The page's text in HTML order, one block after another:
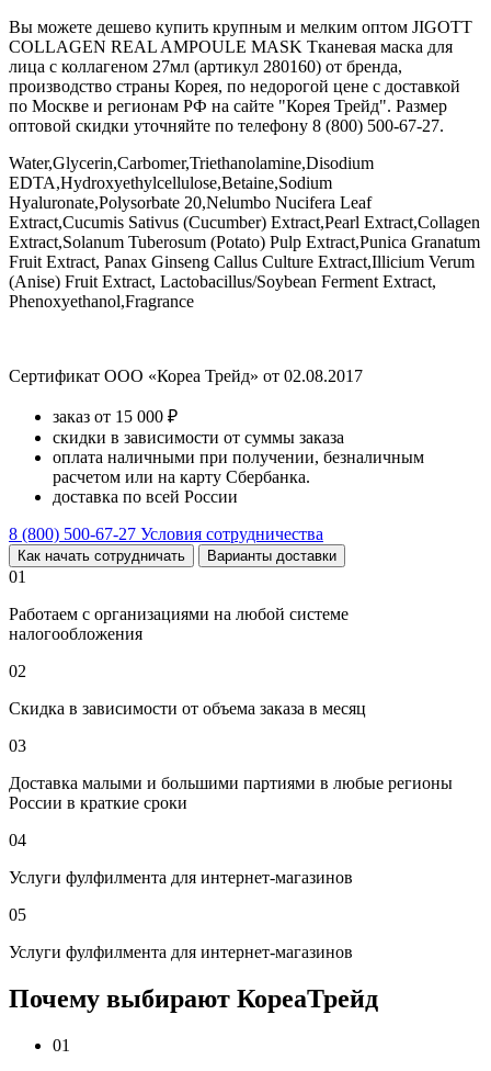
Вы можете дешево купить крупным и мелким оптом JIGOTT
COLLAGEN REAL AMPOULE MASK Тканевая маска для
лица с коллагеном 27мл (артикул 280160) от бренда,
производство страны Корея, по недорогой цене с доставкой
по Москве и регионам РФ на сайте "Корея Трейд". Размер
оптовой скидки уточняйте по телефону 8 (800) 500-67-27.
Water,Glycerin,Carbomer,Triethanolamine,Disodium
EDTA,Hydroxyethylcellulose,Betaine,Sodium
Hyaluronate,Polysorbate 20,Nelumbo Nucifera Leaf
Extract,Cucumis Sativus (Cucumber) Extract,Pearl Extract,Collagen
Extract,Solanum Tuberosum (Potato) Pulp Extract,Punica Granatum
Fruit Extract, Panax Ginseng Callus Culture Extract,Illicium Verum
(Anise) Fruit Extract, Lactobacillus/Soybean Ferment Extract,
Phenoxyethanol,Fragrance
Сертификат ООО «Кореа Трейд» от 02.08.2017
заказ от 15 000 ₽
скидки в зависимости от суммы заказа
оплата наличными при получении, безналичным
расчетом или на карту Сбербанка.
доставка по всей России
8 (800) 500-67-27 Условия сотрудничества
Как начать сотрудничать Варианты доставки
01
Работаем с организациями на любой системе
налогообложения
02
Скидка в зависимости от объема заказа в месяц
03
Доставка малыми и большими партиями в любые регионы
России в краткие сроки
04
Услуги фулфилмента для интернет-магазинов
05
Услуги фулфилмента для интернет-магазинов
Почему выбирают КореаТрейд
01